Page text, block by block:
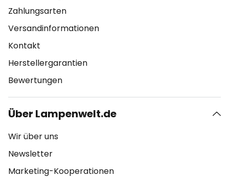
Zahlungsarten
Versandinformationen
Kontakt
Herstellergarantien
Bewertungen
Über Lampenwelt.de
Wir über uns
Newsletter
Marketing-Kooperationen